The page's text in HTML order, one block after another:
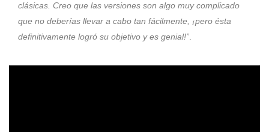
clásicas. Creo que las versiones son algo muy complicado
que no deberías llevar a cabo tan fácilmente, ¡pero ésta
definitivamente logró su objetivo y es genial!”